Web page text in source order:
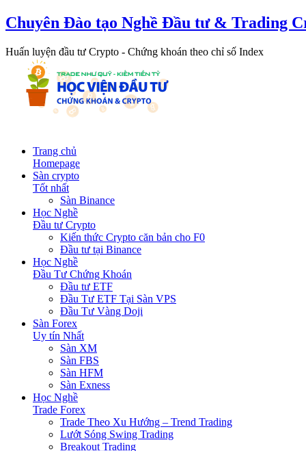
Chuyên Đào tạo Nghề Đầu tư & Trading
Huấn luyện đầu tư Crypto - Chứng khoán theo chỉ số Index
Trang chủ
Homepage
Sàn crypto
Tốt nhất
Sàn Binance
Học Nghề
Đầu tư Crypto
Kiến thức Crypto căn bản cho F0
Đầu tư tại Binance
Học Nghề
Đầu Tư Chứng Khoán
Đầu tư ETF
Đầu Tư ETF Tại Sàn VPS
Đầu Tư Vàng Doji
Sàn Forex
Uy tín Nhất
Sàn XM
Sàn FBS
Sàn HFM
Sàn Exness
Học Nghề
Trade Forex
Trade Theo Xu Hướng – Trend Trading
Lướt Sóng Swing Trading
Breakout Trading